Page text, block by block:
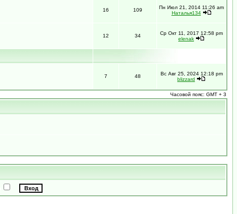
16 109
Пн Июл 21, 2014 11:26 am
Наталья134
12 34
Ср Окт 11, 2017 12:58 pm
elenak
7 48
Вс Авг 25, 2024 12:18 pm
blizzard
Часовой пояс: GMT + 3